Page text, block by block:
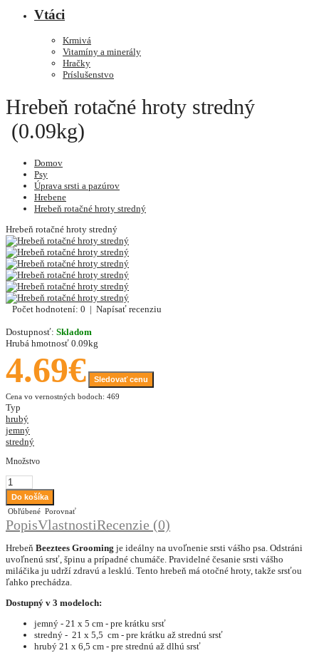
Vtáci
Krmivá
Vitamíny a minerály
Hračky
Príslušenstvo
Hrebeň rotačné hroty stredný
(0.09kg)
Domov
Psy
Úprava srsti a pazúrov
Hrebene
Hrebeň rotačné hroty stredný
Hrebeň rotačné hroty stredný
Počet hodnotení: 0 | Napísať recenziu
Dostupnosť: Skladom
Hrubá hmotnosť 0.09kg
4.69€
Sledovať cenu
Cena vo vernostných bodoch: 469
Typ
hrubý
jemný
stredný
Množstvo
Obľúbené Porovnať
PopisVlastnostiRecenzie (0)
Hrebeň Beeztees Grooming je ideálny na uvoľnenie srsti vášho psa. Odstráni
uvoľnenú srsť, špinu a prípadné chumáče. Pravidelné česanie srsti vášho
miláčika ju udrží zdravú a lesklú. Tento hrebeň má otočné hroty, takže srsťou
ľahko prechádza.
Dostupný v 3 modeloch:
jemný - 21 x 5 cm - pre krátku srsť
stredný - 21 x 5,5 cm - pre krátku až strednú srsť
hrubý 21 x 6,5 cm - pre strednú až dlhú srsť